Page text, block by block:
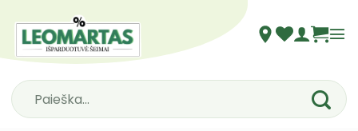
content
Ieškoti: